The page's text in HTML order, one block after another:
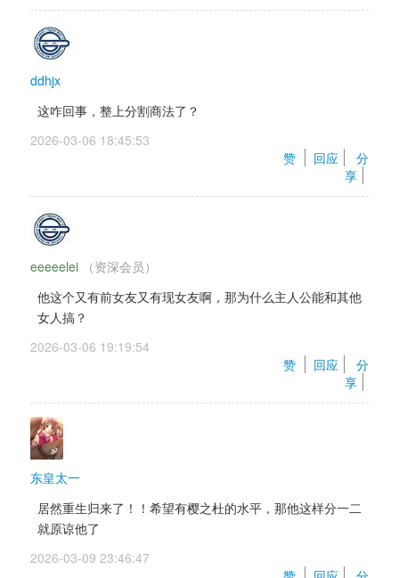
ddhjx
这咋回事，整上分割商法了？
2026-03-06 18:45:53
赞
回应
分
享
eeeeelei
（资深会员）
他这个又有前女友又有现女友啊，那为什么主人公能和其他
女人搞？
2026-03-06 19:19:54
赞
回应
分
享
东皇太一
居然重生归来了！！希望有樱之杜的水平，那他这样分一二
就原谅他了
2026-03-09 23:46:47